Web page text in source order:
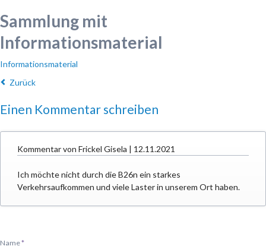
Sammlung mit
Informationsmaterial
Informationsmaterial
Zurück
Einen Kommentar schreiben
Kommentar von Frickel Gisela | 12.11.2021
Ich möchte nicht durch die B26n ein starkes
Verkehrsaufkommen und viele Laster in unserem Ort haben.
Pflichtfeld
Name*